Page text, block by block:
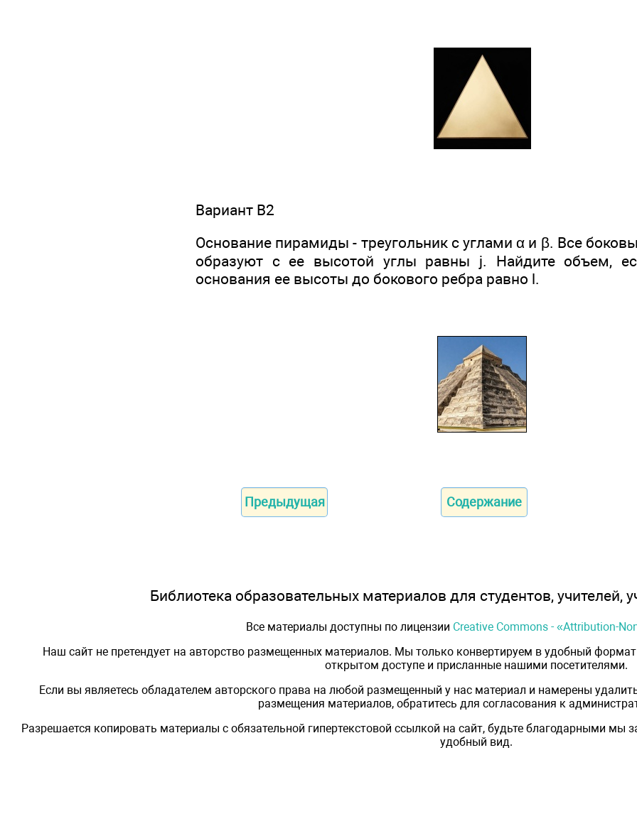
Вариант В2
Основание пирамиды - треугольник с углами α и β. Все
образуют с ее высотой углы равны j. Найдите объем,
основания ее высоты до бокового ребра равно l.
Предыдущая Содержание
Библиотека образовательных материалов для студентов, учителей,
Все материалы доступны по лицензии Creative Commons - «Attribution-
Наш сайт не претендует на авторство размещенных материалов. Мы только конвертируем в удобный
открытом доступе и присланные нашими посетителями.
Если вы являетесь обладателем авторского права на любой размещенный у нас материал и намерены
размещения материалов, обратитесь для согласования к
Разрешается копировать материалы с обязательной гипертекстовой ссылкой на сайт, будьте благодарными
удобный вид.